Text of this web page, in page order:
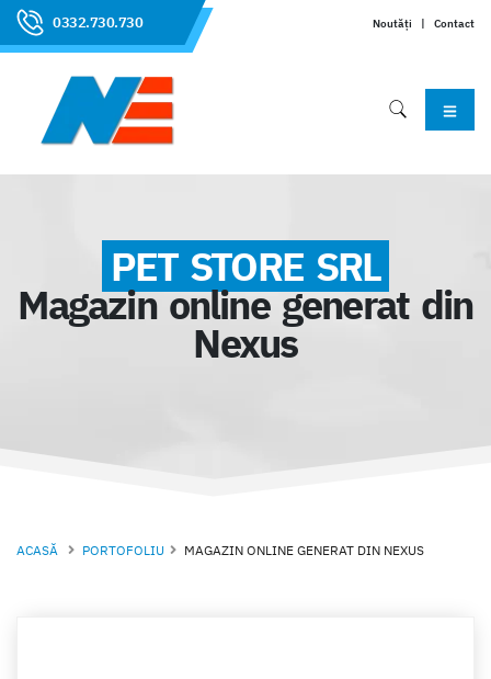
0332.730.730 Noutăți | Contact
PET STORE SRL
Magazin online generat din
Nexus
ACASĂ PORTOFOLIU MAGAZIN ONLINE GENERAT DIN NEXUS